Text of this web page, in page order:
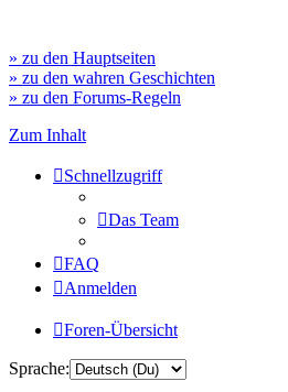
» zu den Hauptseiten
» zu den wahren Geschichten
» zu den Forums-Regeln
Zum Inhalt
Schnellzugriff
Das Team
FAQ
Anmelden
Foren-Übersicht
Sprache: